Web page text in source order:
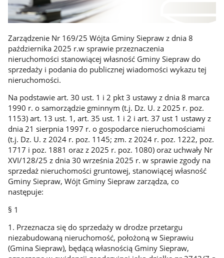
Zarządzenie Nr 169/25 Wójta Gminy Siepraw z dnia 8
października 2025 r.w sprawie przeznaczenia
nieruchomości stanowiącej własność Gminy Siepraw do
sprzedaży i podania do publicznej wiadomości wykazu tej
nieruchomości.
Na podstawie art. 30 ust. 1 i 2 pkt 3 ustawy z dnia 8 marca
1990 r. o samorządzie gminnym (t.j. Dz. U. z 2025 r. poz.
1153) art. 13 ust. 1, art. 35 ust. 1 i 2 i art. 37 ust 1 ustawy z
dnia 21 sierpnia 1997 r. o gospodarce nieruchomościami
(t.j. Dz. U. z 2024 r. poz. 1145; zm. z 2024 r. poz. 1222, poz.
1717 i poz. 1881 oraz z 2025 r. poz. 1080) oraz uchwały Nr
XVI/128/25 z dnia 30 września 2025 r. w sprawie zgody na
sprzedaż nieruchomości gruntowej, stanowiącej własność
Gminy Siepraw, Wójt Gminy Siepraw zarządza, co
następuje:
§ 1
1. Przeznacza się do sprzedaży w drodze przetargu
niezabudowaną nieruchomość, położoną w Sieprawiu
(Gmina Siepraw), będącą własnością Gminy Siepraw,